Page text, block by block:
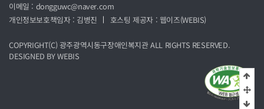
이메일 : dongguwc@naver.com
개인정보보호책임자 : 김병진
호스팅 제공자 : 웹이즈(WEBIS)
COPYRIGHT(C) 광주광역시동구장애인복지관ALL RIGHTS RESERVED.
DESIGNED BYWEBIS
중